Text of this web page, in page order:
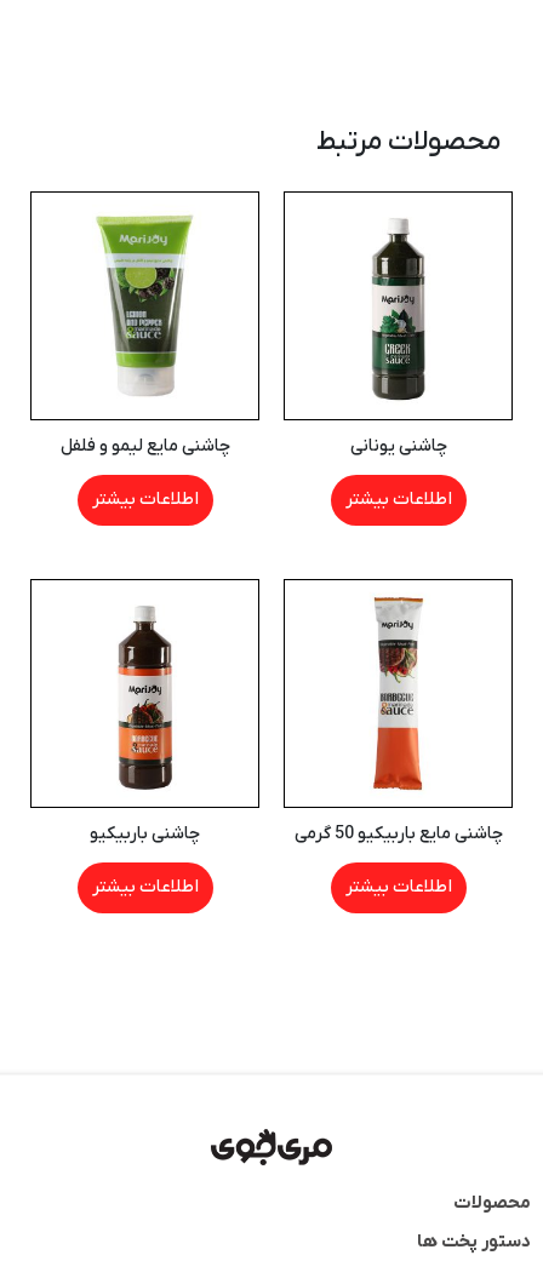
محصولات مرتبط
چاشنی یونانی
اطلاعات بیشتر
چاشنی مایع لیمو و فلفل
اطلاعات بیشتر
چاشنی مایع باربیکیو 50 گرمی
اطلاعات بیشتر
چاشنی باربیکیو
اطلاعات بیشتر
محصولات
دستور پخت ها